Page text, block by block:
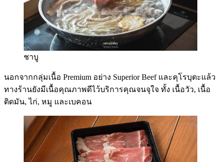
ชาบู
นอกจากกลุ่มเนื้อ Premium อย่าง Superior Beef และคุโรบุตะแล้ว
ทางร้านยังมีเนื้อคุณภาพดีไว้บริการคุณจนจุใจ ทั้ง เนื้อวัว, เนื้อ
ติดมัน, ไก่, หมู และเบคอน